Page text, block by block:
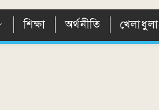
শিক্ষা অর্থনীতি খেলাধুলা